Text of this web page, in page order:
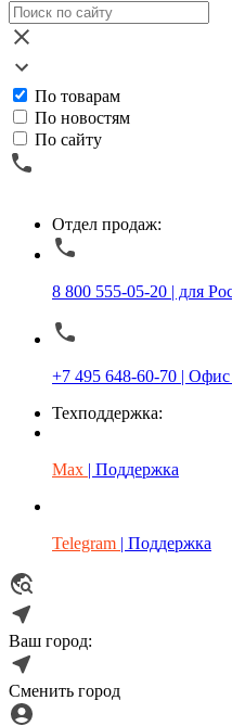
По товарам
По новостям
По сайту
Отдел продаж:
8 800 555-05-20 | для
+7 495 648-60-70 |
Техподдержка:
Max | Поддержка
Telegram | Поддержка
Ваш город:
Сменить город